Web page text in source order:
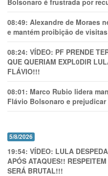
Bolsonaro é frustrada por
08:49: Alexandre de Moraes
e mantém proibição de
08:24: VÍDEO: PF PRENDE
QUE QUERIAM EXPL0DlR
FLÁVIO!!!
08:01: Marco Rubio lidera
Flávio Bolsonaro e
5/8/2026
19:54: VÍDEO: LULA
APÓS ATAQUES!!
SERÁ BRUTAL!!!